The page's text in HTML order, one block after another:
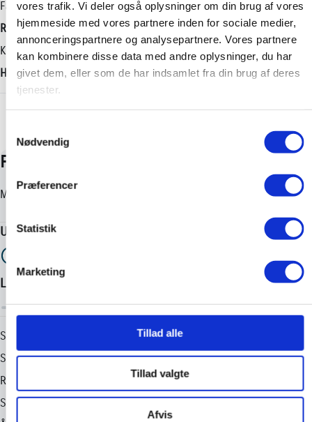
vores trafik. Vi deler også oplysninger om din brug af vores
hjemmeside med vores partnere inden for sociale medier,
annonceringspartnere og analysepartnere. Vores partnere
kan kombinere disse data med andre oplysninger, du har
givet dem, eller som de har indsamlet fra din brug af deres
tjenester.
Nødvendig
Præferencer
Statistik
Marketing
Tillad alle
Tillad valgte
Afvis
Farve
Rød/sort
Karosseri
Hatchback
Automatisk
4360 mm
Tilkoblingsvægt med bremser
725 kg
Tilkoblingsvægt uden bremser
725 kg